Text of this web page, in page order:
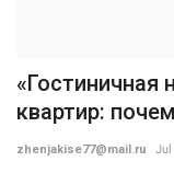
квартир:
zhenjakise77@mail.ru Jul